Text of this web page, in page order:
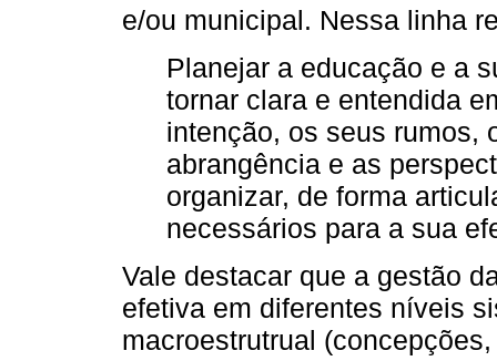
e/ou municipal. Nessa linha
Planejar a educação e a
tornar clara e entendida
intenção, os seus rumos,
abrangência e as
organizar, de forma
necessários para a sua
Vale destacar que a gestão
efetiva em diferentes níveis
macroestrutrual